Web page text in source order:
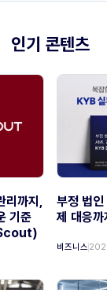
인기 콘텐츠
리까지,
기준
부정 법
제 대응
비즈니스